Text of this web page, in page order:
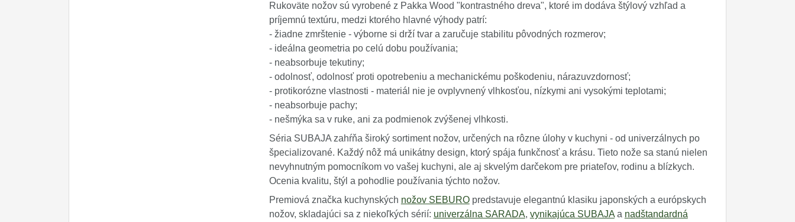
Rukoväte nožov sú vyrobené z Pakka Wood "kontrastného dreva", ktoré im dodáva štýlový vzhľad a
príjemnú textúru, medzi ktorého hlavné výhody patrí:
- žiadne zmrštenie - výborne si drží tvar a zaručuje stabilitu pôvodných rozmerov;
- ideálna geometria po celú dobu používania;
- neabsorbuje tekutiny;
- odolnosť, odolnosť proti opotrebeniu a mechanickému poškodeniu, nárazuvzdornosť;
- protikorózne vlastnosti - materiál nie je ovplyvnený vlhkosťou, nízkymi ani vysokými teplotami;
- neabsorbuje pachy;
- nešmýka sa v ruke, ani za podmienok zvýšenej vlhkosti.
Séria SUBAJA zahŕňa široký sortiment nožov, určených na rôzne úlohy v kuchyni - od univerzálnych po
špecializované. Každý nôž má unikátny design, ktorý spája funkčnosť a krásu. Tieto nože sa stanú nielen
nevyhnutným pomocníkom vo vašej kuchyni, ale aj skvelým darčekom pre priateľov, rodinu a blízkych.
Ocenia kvalitu, štýl a pohodlie používania týchto nožov.
Premiová značka kuchynských nožov SEBUROpredstavuje elegantnú klasiku japonských a európskych
nožov, skladajúci sa z niekoľkých sérií: univerzálna SARADA, vynikajúca SUBAJAa nadštandardná